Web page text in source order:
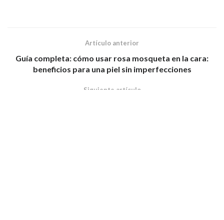
Artículo anterior
Guía completa: cómo usar rosa mosqueta en la cara:
beneficios para una piel sin imperfecciones
Siguiente artículo